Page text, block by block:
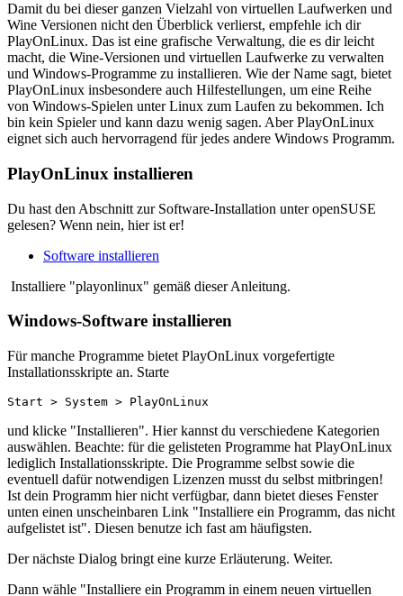
Damit du bei dieser ganzen Vielzahl von virtuellen Laufwerken und
Wine Versionen nicht den Überblick verlierst, empfehle ich dir
PlayOnLinux. Das ist eine grafische Verwaltung, die es dir leicht
macht, die Wine-Versionen und virtuellen Laufwerke zu verwalten
und Windows-Programme zu installieren. Wie der Name sagt, bietet
PlayOnLinux insbesondere auch Hilfestellungen, um eine Reihe
von Windows-Spielen unter Linux zum Laufen zu bekommen. Ich
bin kein Spieler und kann dazu wenig sagen. Aber PlayOnLinux
eignet sich auch hervorragend für jedes andere Windows Programm.
PlayOnLinux installieren
Du hast den Abschnitt zur Software-Installation unter openSUSE
gelesen? Wenn nein, hier ist er!
Software installieren
Installiere "playonlinux" gemäß dieser Anleitung.
Windows-Software installieren
Für manche Programme bietet PlayOnLinux vorgefertigte
Installationsskripte an. Starte
Start > System > PlayOnLinux
und klicke "Installieren". Hier kannst du verschiedene Kategorien
auswählen. Beachte: für die gelisteten Programme hat PlayOnLinux
lediglich Installationsskripte. Die Programme selbst sowie die
eventuell dafür notwendigen Lizenzen musst du selbst mitbringen!
Ist dein Programm hier nicht verfügbar, dann bietet dieses Fenster
unten einen unscheinbaren Link "Installiere ein Programm, das nicht
aufgelistet ist". Diesen benutze ich fast am häufigsten.
Der nächste Dialog bringt eine kurze Erläuterung. Weiter.
Dann wähle "Installiere ein Programm in einem neuen virtuellen